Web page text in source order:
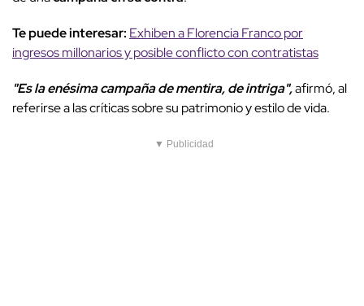
Te puede interesar: Exhiben a Florencia Franco por
ingresos millonarios y posible conflicto con contratistas
"Es la enésima campaña de mentira, de intriga",afirmó, al
referirse a las críticas sobre su patrimonio y estilo de vida.
▼ Publicidad